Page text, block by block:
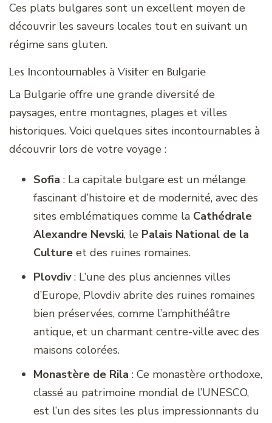
Ces plats bulgares sont un excellent moyen de
découvrir les saveurs locales tout en suivant un
régime sans gluten.
Les Incontournables à Visiter en Bulgarie
La Bulgarie offre une grande diversité de
paysages, entre montagnes, plages et villes
historiques. Voici quelques sites incontournables à
découvrir lors de votre voyage :
Sofia : La capitale bulgare est un mélange
fascinant d’histoire et de modernité, avec des
sites emblématiques comme la Cathédrale
Alexandre Nevski, le Palais National de la
Culture et des ruines romaines.
Plovdiv: L’une des plus anciennes villes
d’Europe, Plovdiv abrite des ruines romaines
bien préservées, comme l’amphithéâtre
antique, et un charmant centre-ville avec des
maisons colorées.
Monastère de Rila : Ce monastère orthodoxe,
classé au patrimoine mondial de l’UNESCO,
est l’un des sites les plus impressionnants du